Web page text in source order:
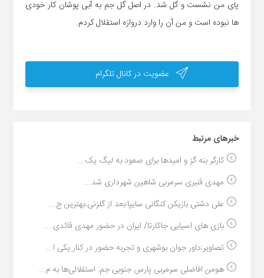
پای من نشست و گل شد. در اصل گل جم به آبی پوشان کار خودی
ها نبوده است و من آن را وارد دروازه استقلال کردم.
عضویت در کانال تلگرام
خبر‌های مرتبط
کارگر بنه گز و امیدها برای صعود به لیگ یک...
مهدی قنبری سرمربی شاهین شهرداری شد...
علی دشتی بازیکن کنگانی سایپا:بعد از گلزنی،بهترین ج...
بازی های آسیایی جاکارتا/ ایران در حضور مهدی قائدی ...
تصاویر:داور جوان بوشهری و تجربه حضور در کنار یکی ا...
هومن افاضلی سرمربی پارس جنوبی جم: استقلالی‌ها به م...